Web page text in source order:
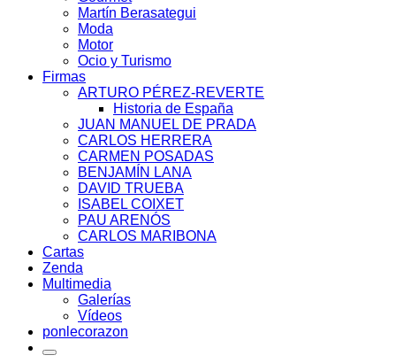
Martín Berasategui
Moda
Motor
Ocio y Turismo
Firmas
ARTURO PÉREZ-REVERTE
Historia de España
JUAN MANUEL DE PRADA
CARLOS HERRERA
CARMEN POSADAS
BENJAMÍN LANA
DAVID TRUEBA
ISABEL COIXET
PAU ARENÓS
CARLOS MARIBONA
Cartas
Zenda
Multimedia
Galerías
Vídeos
ponlecorazon